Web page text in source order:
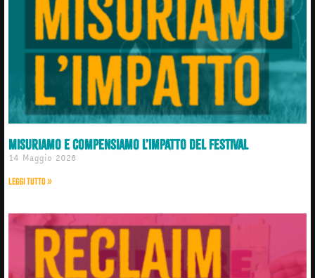
Misuriamo e compensiamo l’impatto del Festival
14 Maggio 2026
Leggi Tutto »